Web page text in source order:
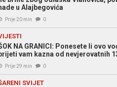
u Alajbegovića
Prije 20 min 0
NA GRANICI: Ponesete li ovo
vam kazna od nevjerovatnih
Prije 29 min 0
SVIJET